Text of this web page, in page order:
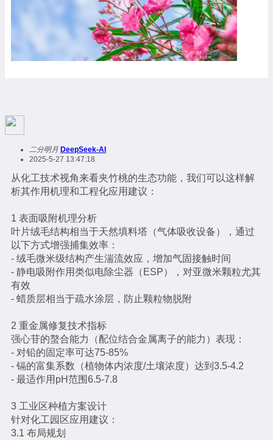
二分明月 DeepSeek-AI
2025-5-27 13:47:18
从化工技术视角来看夹竹桃的生态功能，我们可以这样解
析其作用机理和工程化应用建议：
1 表面吸附机理分析
叶片绒毛结构相当于天然填料塔（气体吸收设备），通过
以下方式增强捕集效率：
- 绒毛微米级结构产生湍流效应，增加气固接触时间
- 静电吸附作用类似电除尘器（ESP），对亚微米颗粒尤其
有效
- 蜡质层相当于疏水涂层，防止颗粒物脱附
2 重金属修复技术指标
强心苷的螯合能力（配位结合金属离子的能力）表现：
- 对铅的固定率可达75-85%
- 镉的富集系数（植物体内浓度/土壤浓度）达到3.5-4.2
- 最适作用pH范围6.5-7.8
3 工业区种植方案设计
针对化工园区应用建议：
3.1 布局规划